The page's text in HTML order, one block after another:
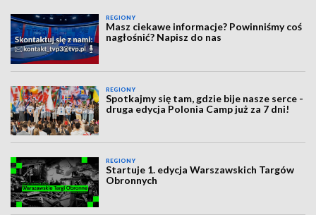
REGIONY
Masz ciekawe informacje? Powinniśmy coś
nagłośnić? Napisz do nas
REGIONY
Spotkajmy się tam, gdzie bije nasze serce -
druga edycja Polonia Camp już za 7 dni!
REGIONY
Startuje 1. edycja Warszawskich Targów
Obronnych